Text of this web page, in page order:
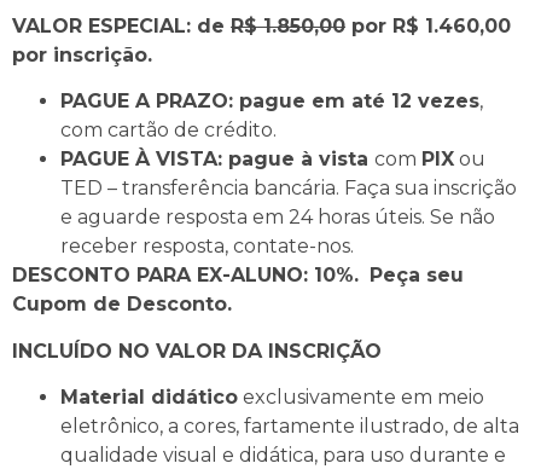
VALOR ESPECIAL: de R$ 1.850,00 por R$ 1.460,00
por inscrição.
PAGUE A PRAZO: pague em até 12 vezes,
com cartão de crédito.
PAGUE À VISTA: pague à vista com PIX ou
TED – transferência bancária. Faça sua inscrição
e aguarde resposta em 24 horas úteis. Se não
receber resposta, contate-nos.
DESCONTO PARA EX-ALUNO: 10%.
Peça seu
Cupom de Desconto.
INCLUÍDO NO VALOR DA INSCRIÇÃO
Material didático exclusivamente em meio
eletrônico, a cores, fartamente ilustrado, de alta
qualidade visual e didática, para uso durante e